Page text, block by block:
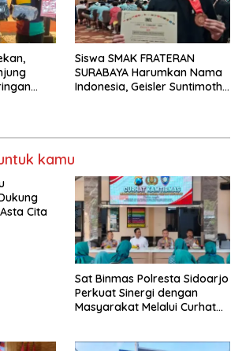
Siswa SMAK FRATERAN
SURABAYA Harumkan Nama
Indonesia, Geisler Suntimothy
kamu
Cita
Sat Binmas Polresta Sidoarjo
Perkuat Sinergi dengan
Masyarakat Melalui Curhat